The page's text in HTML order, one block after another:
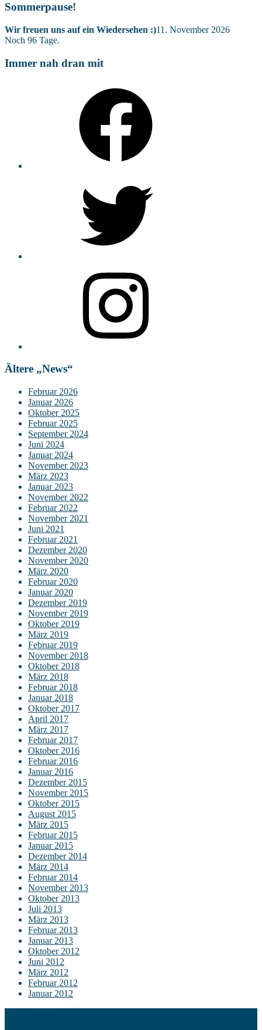
Sommerpause!
Wir freuen uns auf ein Wiedersehen :)11. November 2026
Noch 96 Tage.
Immer nah dran mit
Ältere „News“
Februar 2026
Januar 2026
Oktober 2025
Februar 2025
September 2024
Juni 2024
Januar 2024
November 2023
März 2023
Januar 2023
November 2022
Februar 2022
November 2021
Juni 2021
Februar 2021
Dezember 2020
November 2020
März 2020
Februar 2020
Januar 2020
Dezember 2019
November 2019
Oktober 2019
März 2019
Februar 2019
November 2018
Oktober 2018
März 2018
Februar 2018
Januar 2018
Oktober 2017
April 2017
März 2017
Februar 2017
Oktober 2016
Februar 2016
Januar 2016
Dezember 2015
November 2015
Oktober 2015
August 2015
März 2015
Februar 2015
Januar 2015
Dezember 2014
März 2014
Februar 2014
November 2013
Oktober 2013
Juli 2013
März 2013
Februar 2013
Januar 2013
Oktober 2012
Juni 2012
März 2012
Februar 2012
Januar 2012